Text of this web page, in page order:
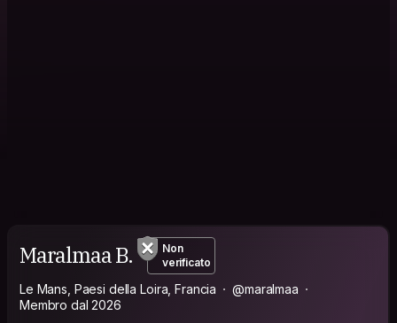
Maralmaa B.
Non
verificato
Le Mans, Paesi della Loira, Francia
@maralmaa
Membro dal 2026